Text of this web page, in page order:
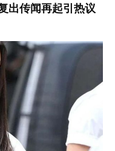
出传闻再起引热议